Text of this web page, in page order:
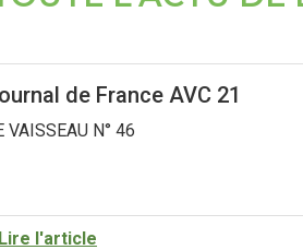
de France AVC 21
VAISSEAU N° 46
l'article